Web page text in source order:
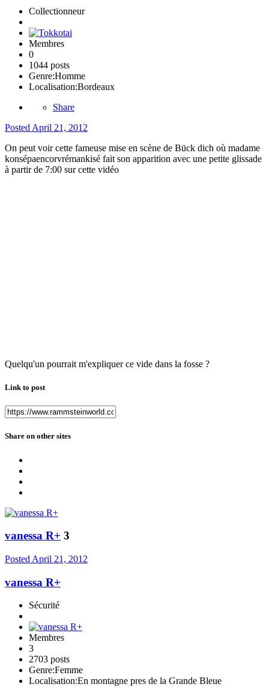
Collectionneur
Membres
0
1044 posts
Genre:Homme
Localisation:Bordeaux
Share
Posted April 21, 2012
On peut voir cette fameuse mise en scène de Bück dich où madame
konsépaencorvrémankisé fait son apparition avec une petite glissade
à partir de 7:00 sur cette vidéo
Quelqu'un pourrait m'expliquer ce vide dans la fosse ?
Link to post
Share on other sites
vanessa R+ 3
Posted April 21, 2012
vanessa R+
Sécurité
Membres
3
2703 posts
Genre:Femme
Localisation:En montagne pres de la Grande Bleue